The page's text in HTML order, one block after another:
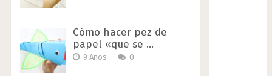
Cómo hacer pez de
papel «que se …
9 Años 0